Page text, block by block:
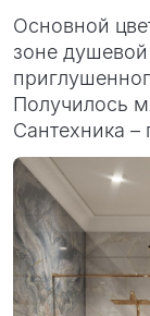
Основной
зоне
Получилось
Сантехника –